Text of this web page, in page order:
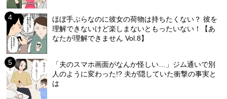
ほぼ手ぶらなのに彼女の荷物は持ちたくない？ 彼を
理解できないけど楽しまないともったいない！【あ
なたが理解できません Vol.8】
「夫のスマホ画面がなんか怪しい…」ジム通いで別
人のように変わった!? 夫が隠していた衝撃の事実と
は